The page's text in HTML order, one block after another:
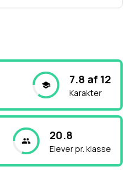
7.8 af 12
Karakter
20.8
Elever pr. klasse